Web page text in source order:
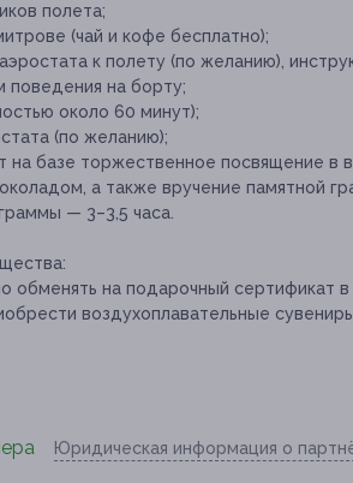
полета;
(чай и кофе бесплатно);
к полету (по желанию),
поведения на борту;
около 60 минут);
(по желанию);
на базе торжественное посвящение в
а также вручение памятной
— 3–3,5 часа.
обменять на подарочный сертификат в
воздухоплавательные
Юридическая информация о